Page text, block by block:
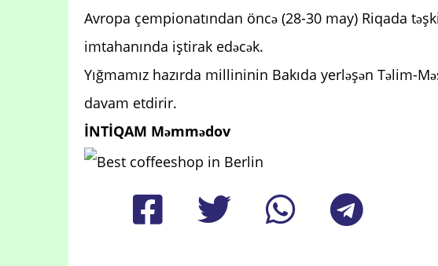
Avropa çempionatından öncə (28-30 may) Riqada
imtahanında iştirak edəcək.
Yığmamız hazırda millininin Bakıda yerləşən Təlim-
davam etdirir.
İNTİQAM Məmmədov